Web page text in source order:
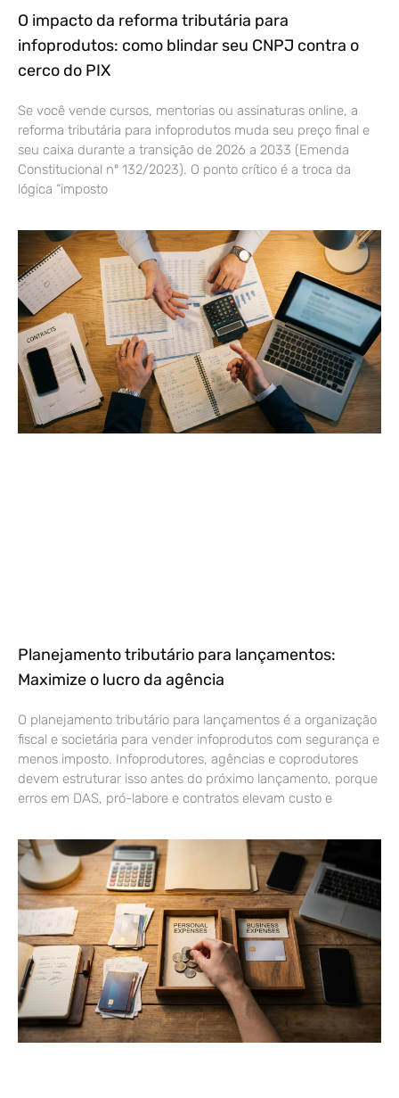
O impacto da reforma tributária para
infoprodutos: como blindar seu CNPJ contra o
cerco do PIX
Se você vende cursos, mentorias ou assinaturas online, a
reforma tributária para infoprodutos muda seu preço final e
seu caixa durante a transição de 2026 a 2033 (Emenda
Constitucional nº 132/2023). O ponto crítico é a troca da
lógica “imposto
Planejamento tributário para lançamentos:
Maximize o lucro da agência
O planejamento tributário para lançamentos é a organização
fiscal e societária para vender infoprodutos com segurança e
menos imposto. Infoprodutores, agências e coprodutores
devem estruturar isso antes do próximo lançamento, porque
erros em DAS, pró-labore e contratos elevam custo e